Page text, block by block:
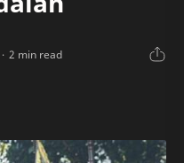
2 min read